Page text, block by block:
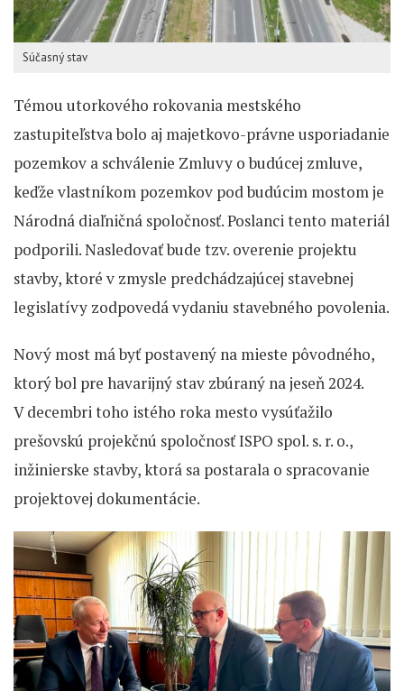
Súčasný stav
Témou utorkového rokovania mestského
zastupiteľstva bolo aj majetkovo-právne usporiadanie
pozemkov a schválenie Zmluvy o budúcej zmluve,
keďže vlastníkom pozemkov pod budúcim mostom je
Národná diaľničná spoločnosť. Poslanci tento materiál
podporili. Nasledovať bude tzv. overenie projektu
stavby, ktoré v zmysle predchádzajúcej stavebnej
legislatívy zodpovedá vydaniu stavebného povolenia.
Nový most má byť postavený na mieste pôvodného,
ktorý bol pre havarijný stav zbúraný na jeseň 2024.
V decembri toho istého roka mesto vysúťažilo
prešovskú projekčnú spoločnosť ISPO spol. s. r. o.,
inžinierske stavby, ktorá sa postarala o spracovanie
projektovej dokumentácie.